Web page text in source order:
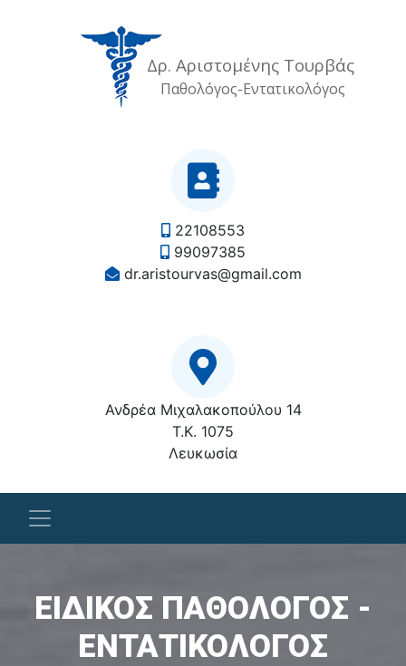
Δρ. Αριστομένης Τουρβάς
Παθολόγος-Εντατικολόγος
22108553
99097385
dr.aristourvas@gmail.com
Ανδρέα Μιχαλακοπούλου 14
T.K. 1075
Λευκωσία
ΕΙΔΙΚΟΣ ΠΑΘΟΛΟΓΟΣ -
ΕΝΤΑΤΙΚΟΛΟΓΟΣ